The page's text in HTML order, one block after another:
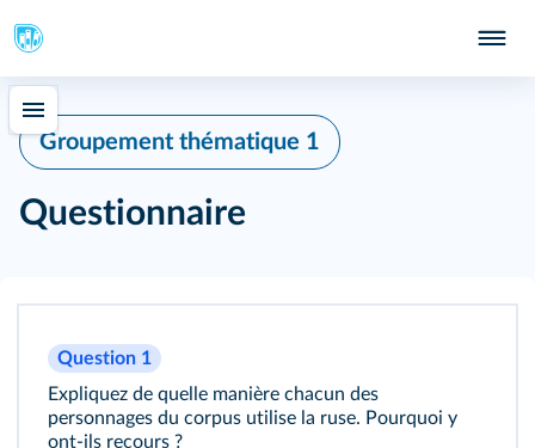
Groupement thématique 1
Questionnaire
Question 1
Expliquez de quelle manière chacun des
personnages du corpus utilise la ruse. Pourquoi y
ont-ils recours ?